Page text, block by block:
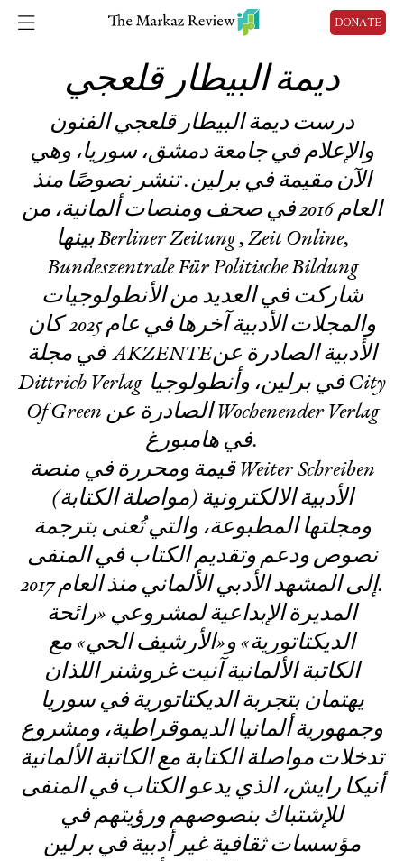
DONATE
ديمة البيطار قلعجي
درست ديمة البيطار قلعجي الفنون
والإعلام في جامعة دمشق، سوريا، وهي
الآن مقيمة في برلين. تنشر نصوصًا منذ
العام 2016 في صحف ومنصات ألمانية، من
بينها Berliner Zeitung , Zeit Online,
Bundeszentrale Für Politische Bildung
شاركت في العديد من الأنطولوجيات
والمجلات الأدبية آخرها في عام 2025 كان
في مجلة AKZENTEالأدبية الصادرة عن
Dittrich Verlag في برلين، وأنطولوجيا City
Of Green الصادرة عن Wochenender Verlag
في هامبورغ.
قيمة ومحررة في منصة Weiter Schreiben
(مواصلة الكتابة) الأدبية الالكترونية
ومجلتها المطبوعة، والتي تُعنى بترجمة
نصوص ودعم وتقديم الكتاب في المنفى
إلى المشهد الأدبي الألماني منذ العام 2017.
المديرة الإبداعية لمشروعي «رائحة
الديكتاتورية» و«الأرشيف الحي» مع
الكاتبة الألمانية آنيت غروشنر اللذان
يهتمان بتجربة الديكتاتورية في سوريا
وجمهورية ألمانيا الديموقراطية، ومشروع
تدخلات مواصلة الكتابة مع الكاتبة الألمانية
أنيكا رايش، الذي يدعو الكتاب في المنفى
للإشتباك بنصوصهم ورؤيتهم في
مؤسسات ثقافية غير أدبية في برلين